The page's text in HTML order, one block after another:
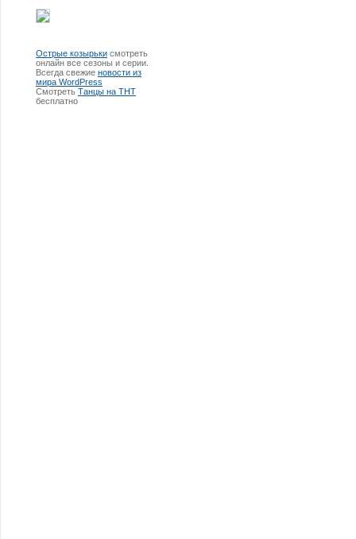
Острые козырьки смотреть
онлайн все сезоны и серии.
Всегда свежие новости из
мира WordPress
Смотреть Танцы на ТНТ
бесплатно